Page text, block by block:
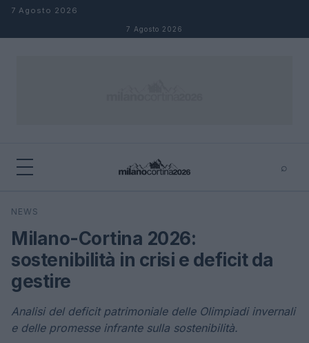
Salta al contenuto
7 Agosto 2026
7 Agosto 2026
⌕
Cerca
NEWS
Milano-Cortina 2026:
sostenibilità in crisi e deficit da
gestire
Analisi del deficit patrimoniale delle Olimpiadi invernali
e delle promesse infrante sulla sostenibilità.